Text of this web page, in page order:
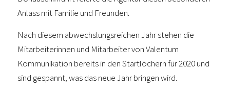
Anlass mit Familie und Freunden.
Nach diesem abwechslungsreichen Jahr stehen die
Mitarbeiterinnen und Mitarbeiter von Valentum
Kommunikation bereits in den Startlöchern für 2020 und
sind gespannt, was das neue Jahr bringen wird.